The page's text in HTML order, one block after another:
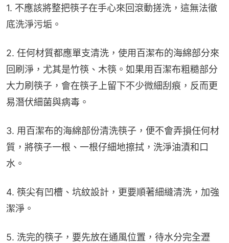
1. 不應該將整把筷子在手心來回滾動搓洗，這無法徹
底洗淨污垢。
2. 任何材質都應單支清洗，使用百潔布的海綿部分來
回刷淨，尤其是竹筷、木筷。如果用百潔布粗糙部分
大力刷筷子，會在筷子上留下不少微細刮痕，反而更
易潛伏細菌與病毒。
3. 用百潔布的海綿部份清洗筷子，便不會弄損任何材
質，將筷子一根、一根仔細地擦拭，洗淨油漬和口
水。
4. 筷尖有凹槽、坑紋設計，更要順著細縫清洗，加強
潔淨。
5. 洗完的筷子，要先放在通風位置，待水分完全瀝